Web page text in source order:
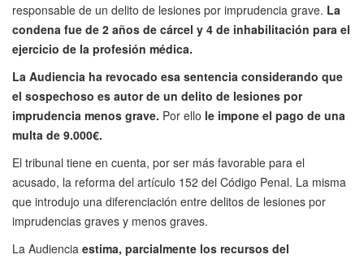
responsable de un delito de lesiones por imprudencia grave. La
condena fue de 2 años de cárcel y 4 de inhabilitación para el
ejercicio de la profesión médica.
La Audiencia ha revocado esa sentencia considerando que
el sospechoso es autor de un delito de lesiones por
imprudencia menos grave. Por ello le impone el pago de una
multa de 9.000€.
El tribunal tiene en cuenta, por ser más favorable para el
acusado, la reforma del artículo 152 del Código Penal. La misma
que introdujo una diferenciación entre delitos de lesiones por
imprudencias graves y menos graves.
La Audiencia estima, parcialmente los recursos del